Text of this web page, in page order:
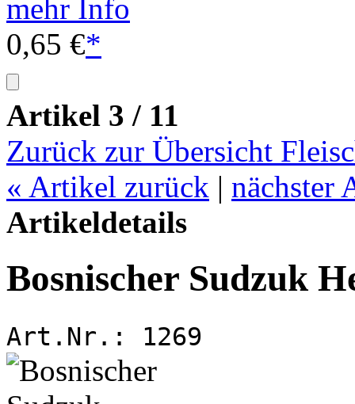
mehr Info
0,65 €*
Artikel 3 / 11
Zurück zur Übersicht
« Artikel zurück | nächster
Artikeldetails
Bosnischer Sudzuk
Art.Nr.: 1269